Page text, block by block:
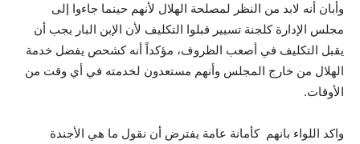
وأبان أنه لابد من النظر لمصلحة الهلال لأنهم حينما جاءوا إلى
مجلس الإدارة كلجنة تسيير قبلوا التكليف لأن الإبن البار يجب أن
يقبل التكليف في أصعب الظروف، مؤكداً أنه كشحص يفضل خدمة
الهلال من خارج المجلس وأنهم مستعدون لخدمته في أي وقت من
الأوقات.
واكد اللواء بانهم كأمانة عامة يفترض أن نقول ما هي الأجندة